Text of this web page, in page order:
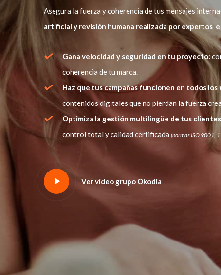
Asegura la fuerza y coherencia de tus mensajes
artificial y revisión humana realizada por expertos
Gana velocidad y seguridad en tu proyecto:
coherencia de tu marca.
Haz que tus campañas funcionen en todos los
contenidos digitales que no pierdan la fuerza
Optimiza la gestión multilingüe de tus
control total y calidad certificada (normas ISO 9001,
Ver vídeo grupo Okodia